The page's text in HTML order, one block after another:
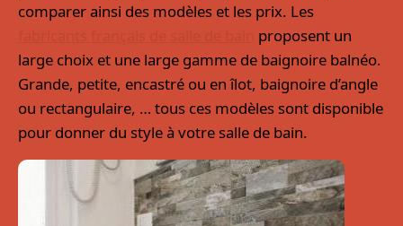
comparer ainsi des modèles et les prix. Les
proposent un
large choix et une large gamme de baignoire balnéo.
Grande, petite, encastré ou en îlot, baignoire d’angle
ou rectangulaire, … tous ces modèles sont disponible
pour donner du style à votre salle de bain.